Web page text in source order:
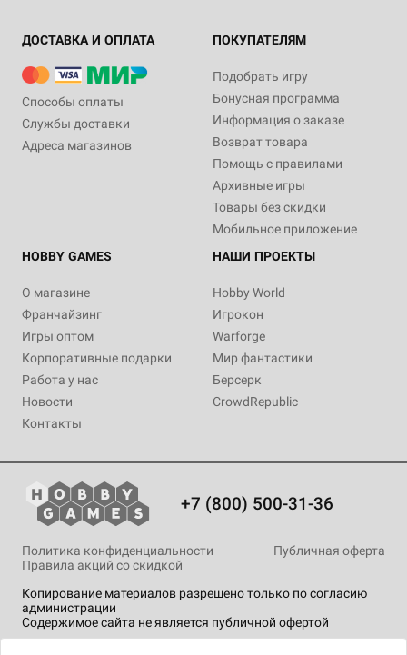
ДОСТАВКА И ОПЛАТА
Способы оплаты
Службы доставки
Адреса магазинов
ПОКУПАТЕЛЯМ
Подобрать игру
Бонусная программа
Информация о заказе
Возврат товара
Помощь с правилами
Архивные игры
Товары без скидки
Мобильное приложение
HOBBY GAMES
О магазине
Франчайзинг
Игры оптом
Корпоративные подарки
Работа у нас
Новости
Контакты
НАШИ ПРОЕКТЫ
Hobby World
Игрокон
Warforge
Мир фантастики
Берсерк
CrowdRepublic
+7 (800) 500-31-36
Копирование материалов разрешено только по согласию
администрации
Содержимое сайта не является публичной офертой
Политика конфиденциальности
Публичная оферта
Правила акций со скидкой